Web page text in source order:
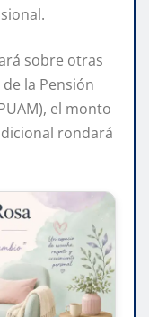
sobre otras
la Pensión
el monto
rondará